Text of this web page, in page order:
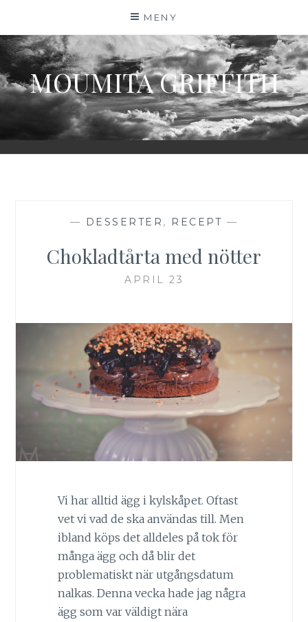
innehåll
MENY
MOUMITA GRIFFITH
— DESSERTER , RECEPT —
Chokladtårta med nötter
APRIL 23
Vi har alltid ägg i kylskåpet. Oftast
vet vi vad de ska användas till. Men
ibland köps det alldeles på tok för
många ägg och då blir det
problematiskt när utgångsdatum
nalkas. Denna vecka hade jag några
ägg som var väldigt nära